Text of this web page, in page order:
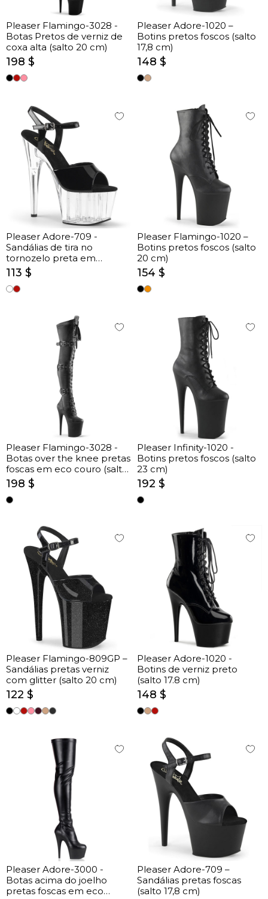
Pleaser Flamingo-3028 -
Botas Pretos de verniz de
coxa alta (salto 20 cm)
198 $
Pleaser Adore-1020 –
Botins pretos foscos (salto
17,8 cm)
148 $
Pleaser Adore-709 -
Sandálias de tira no
tornozelo preta em
verniz/claras (salto 17.8 cm)
113 $
Pleaser Flamingo-1020 –
Botins pretos foscos (salto
20 cm)
154 $
Pleaser Flamingo-3028 -
Botas over the knee pretas
foscas em eco couro (salto
20 cm)
198 $
Pleaser Infinity-1020 -
Botins pretos foscos (salto
23 cm)
192 $
Pleaser Flamingo-809GP –
Sandálias pretas verniz
com glitter (salto 20 cm)
122 $
Pleaser Adore-1020 -
Botins de verniz preto
(salto 17.8 cm)
148 $
Pleaser Adore-3000 -
Botas acima do joelho
pretas foscas em eco
Pleaser Adore-709 –
Sandálias pretas foscas
(salto 17,8 cm)